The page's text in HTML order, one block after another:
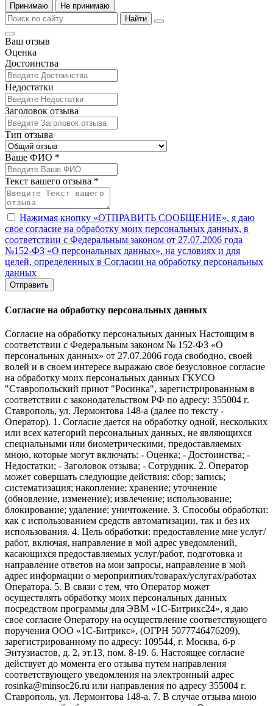
Принимаю
Не принимаю
Найти
Ваш отзыв
Оценка
Достоинства
Недостатки
Заголовок отзыва
Тип отзыва
Ваше ФИО *
Текст вашего отзыва *
Нажимая кнопку «ОТПРАВИТЬ СООБЩЕНИЕ», я даю
свое согласие на обработку моих персональных данных, в
соответствии с Федеральным законом от 27.07.2006 года
№152-ФЗ «О персональных данных», на условиях и для
целей, определенных в Согласии на обработку персональных
данных
Отправить
Согласие на обработку персональных данных
Согласие на обработку персональных данных Настоящим в
соответствии с Федеральным законом № 152-ФЗ «О
персональных данных» от 27.07.2006 года свободно, своей
волей и в своем интересе выражаю свое безусловное согласие
на обработку моих персональных данных ГКУСО
"Ставропольский приют "Росинка", зарегистрированным в
соответствии с законодательством РФ по адресу: 355004 г.
Ставрополь, ул. Лермонтова 148-а (далее по тексту -
Оператор). 1. Согласие дается на обработку одной, нескольких
или всех категорий персональных данных, не являющихся
специальными или биометрическими, предоставляемых
мною, которые могут включать: - Оценка; - Достоинства; -
Недостатки; - Заголовок отзыва; - Сотрудник. 2. Оператор
может совершать следующие действия: сбор; запись;
систематизация; накопление; хранение; уточнение
(обновление, изменение); извлечение; использование;
блокирование; удаление; уничтожение. 3. Способы обработки:
как с использованием средств автоматизации, так и без их
использования. 4. Цель обработки: предоставление мне услуг/
работ, включая, направление в мой адрес уведомлений,
касающихся предоставляемых услуг/работ, подготовка и
направление ответов на мои запросы, направление в мой
адрес информации о мероприятиях/товарах/услугах/работах
Оператора. 5. В связи с тем, что Оператор может
осуществлять обработку моих персональных данных
посредством программы для ЭВМ «1С-Битрикс24», я даю
свое согласие Оператору на осуществление соответствующего
поручения ООО «1С-Битрикс», (ОГРН 5077746476209),
зарегистрированному по адресу: 109544, г. Москва, б-р
Энтузиастов, д. 2, эт.13, пом. 8-19. 6. Настоящее согласие
действует до момента его отзыва путем направления
соответствующего уведомления на электронный адрес
rosinka@minsoc26.ru или направления по адресу 355004 г.
Ставрополь, ул. Лермонтова 148-а. 7. В случае отзыва мною